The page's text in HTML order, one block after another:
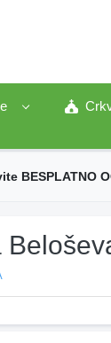
BESPLATNO